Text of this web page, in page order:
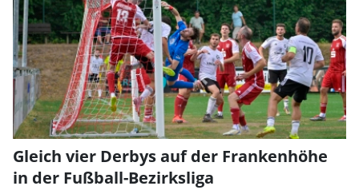
Gleich vier Derbys auf der Frankenhöhe
in der Fußball-Bezirksliga